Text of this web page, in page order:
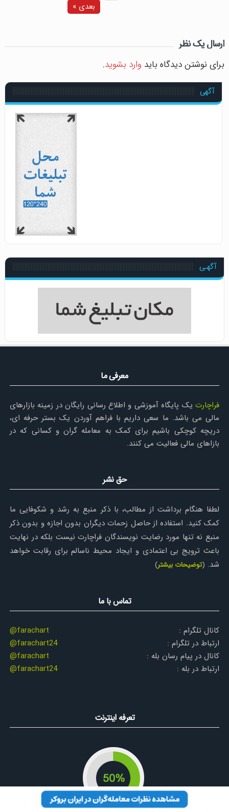
بعدی »
ارسال یک نظر
برای نوشتن دیدگاه باید وارد بشوید.
آگهی
آگهـی
معرفی ما
فراچارتیک پایگاه آموزشی و اطلاع رسانی رایگان در زمینه بازارهای
مالی می باشد. ما سعی داریم با فراهم آوردن یک بستر حرفه ای،
دریچه کوچکی باشیم برای کمک به معامله گران و کسانی که در
بازاهای مالی فعالیت می کنند.
حق نشر
لطفا هنگام برداشت از مطالب، با ذکر منبع به رشد و شکوفایی ما
کمک کنید. استفاده از حاصل زحمات دیگران بدون اجازه و بدون ذکر
منبع نه تنها مورد رضایت نویسندگان فراچارت نیست بلکه در نهایت
باعث ترویج بی اعتمادی و ایجاد محیط ناسالم برای رقابت خواهد
شد. (توضیحات بیشتر)
تماس با ما
کانال تلگرام :
@farachart
ارتباط در تلگرام :
@farachart24
کانال در پیام رسان بله :
@farachart
ارتباط در بله :
@farachart24
تعرفه اینترنت